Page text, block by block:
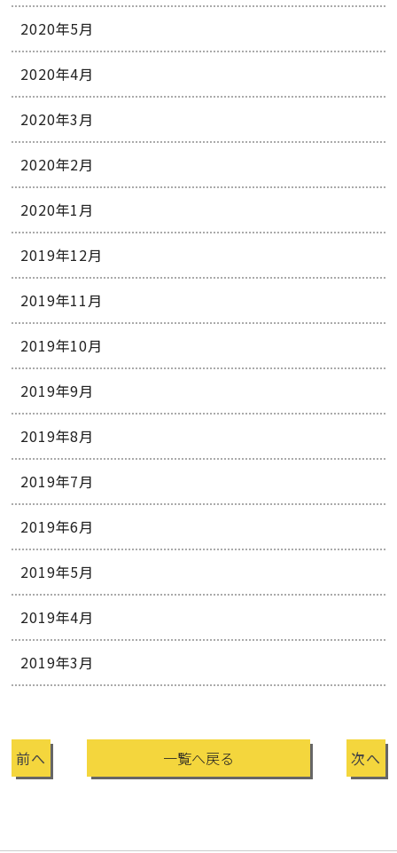
2020年5月
2020年4月
2020年3月
2020年2月
2020年1月
2019年12月
2019年11月
2019年10月
2019年9月
2019年8月
2019年7月
2019年6月
2019年5月
2019年4月
2019年3月
前へ 一覧へ戻る 次へ